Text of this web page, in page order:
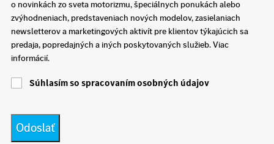
o novinkách zo sveta motorizmu, špeciálnych ponukách alebo
zvýhodneniach, predstaveniach nových modelov, zasielaniach
newsletterov a marketingových aktivít pre klientov týkajúcich sa
predaja, popredajných a iných poskytovaných služieb. Viac
informácií.
Súhlasím so spracovaním osobných údajov